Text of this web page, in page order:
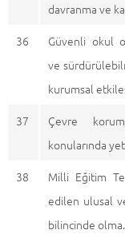
davranma ve
36
Güvenli okul
ve
kurumsal
37
Çevre
konularında
38
Milli Eğitim
edilen ulusal
bilincinde olma.